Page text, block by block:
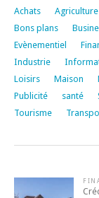
Achats Agriculture
Bons plans
Evènementiel
Industrie
Loisirs
Maison
Publicité
santé
Tourisme